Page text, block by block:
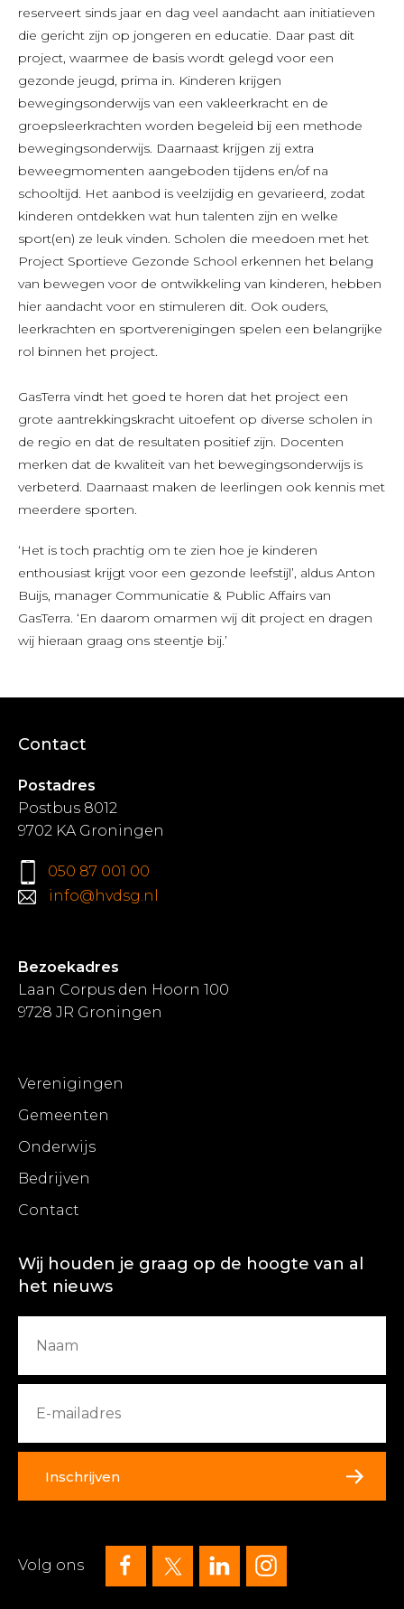
reserveert sinds jaar en dag veel aandacht aan initiatieven
die gericht zijn op jongeren en educatie. Daar past dit
project, waarmee de basis wordt gelegd voor een
gezonde jeugd, prima in. Kinderen krijgen
bewegingsonderwijs van een vakleerkracht en de
groepsleerkrachten worden begeleid bij een methode
bewegingsonderwijs. Daarnaast krijgen zij extra
beweegmomenten aangeboden tijdens en/of na
schooltijd. Het aanbod is veelzijdig en gevarieerd, zodat
kinderen ontdekken wat hun talenten zijn en welke
sport(en) ze leuk vinden. Scholen die meedoen met het
Project Sportieve Gezonde School erkennen het belang
van bewegen voor de ontwikkeling van kinderen, hebben
hier aandacht voor en stimuleren dit. Ook ouders,
leerkrachten en sportverenigingen spelen een belangrijke
rol binnen het project.
GasTerra vindt het goed te horen dat het project een
grote aantrekkingskracht uitoefent op diverse scholen in
de regio en dat de resultaten positief zijn. Docenten
merken dat de kwaliteit van het bewegingsonderwijs is
verbeterd. Daarnaast maken de leerlingen ook kennis met
meerdere sporten.
‘Het is toch prachtig om te zien hoe je kinderen
enthousiast krijgt voor een gezonde leefstijl’, aldus Anton
Buijs, manager Communicatie & Public Affairs van
GasTerra. ‘En daarom omarmen wij dit project en dragen
wij hieraan graag ons steentje bij.’
Contact
Postadres
Postbus 8012
9702 KA Groningen
050 87 001 00
info@hvdsg.nl
Bezoekadres
Laan Corpus den Hoorn 100
9728 JR Groningen
Verenigingen
Gemeenten
Onderwijs
Bedrijven
Contact
Wij houden je graag op de hoogte van al
het nieuws
Inschrijven
Volg ons